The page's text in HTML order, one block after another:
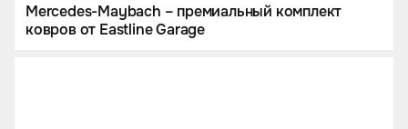
Mercedes-Maybach – премиальный комплект
ковров от Eastline Garage